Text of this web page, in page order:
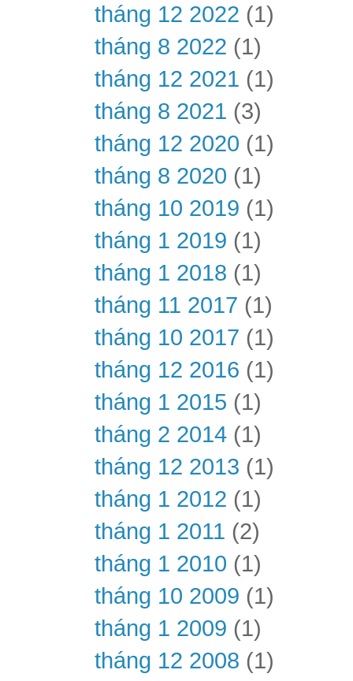
tháng 12 2022 (1)
tháng 8 2022 (1)
tháng 12 2021 (1)
tháng 8 2021 (3)
tháng 12 2020 (1)
tháng 8 2020 (1)
tháng 10 2019 (1)
tháng 1 2019 (1)
tháng 1 2018 (1)
tháng 11 2017 (1)
tháng 10 2017 (1)
tháng 12 2016 (1)
tháng 1 2015 (1)
tháng 2 2014 (1)
tháng 12 2013 (1)
tháng 1 2012 (1)
tháng 1 2011 (2)
tháng 1 2010 (1)
tháng 10 2009 (1)
tháng 1 2009 (1)
tháng 12 2008 (1)